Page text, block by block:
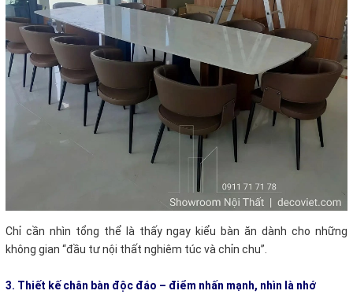
Chỉ cần nhìn tổng thể là thấy ngay kiểu bàn ăn dành cho những
không gian “đầu tư nội thất nghiêm túc và chỉn chu”.
3. Thiết kế chân bàn độc đáo – điểm nhấn mạnh, nhìn là nhớ